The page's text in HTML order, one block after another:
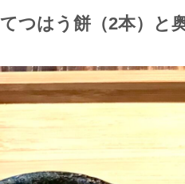
てつはう餅（2本）と